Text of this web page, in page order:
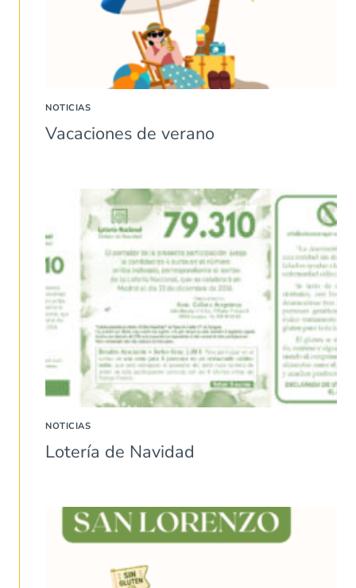
NOTICIAS
Vacaciones de verano
NOTICIAS
Lotería de Navidad